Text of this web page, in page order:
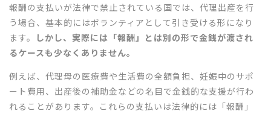
報酬の支払いが法律で禁止されている国では、代理出産を行
う場合、基本的にはボランティアとして引き受ける形になり
ます。
しかし、実際には「報酬」とは別の形で金銭が渡され
るケースも少なくありません。
例えば、代理母の医療費や生活費の全額負担、妊娠中のサポ
ート費用、出産後の補助金などの名目で金銭的な支援が行わ
れることがあります。これらの支払いは法律的には「報酬」